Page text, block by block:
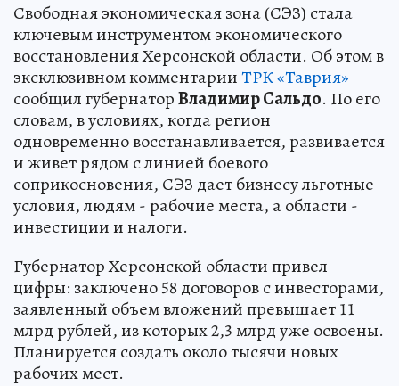
Свободная экономическая зона (СЭЗ) стала
ключевым инструментом экономического
восстановления Херсонской области. Об этом в
эксклюзивном комментарииТРК «Таврия»
сообщил губернаторВладимир Сальдо. По его
словам, в условиях, когда регион
одновременно восстанавливается, развивается
и живет рядом с линией боевого
соприкосновения, СЭЗ дает бизнесу льготные
условия, людям - рабочие места, а области -
инвестиции и налоги.
Губернатор Херсонской области привел
цифры: заключено 58 договоров с инвесторами,
заявленный объем вложений превышает 11
млрд рублей, из которых 2,3 млрд уже освоены.
Планируется создать около тысячи новых
рабочих мест.